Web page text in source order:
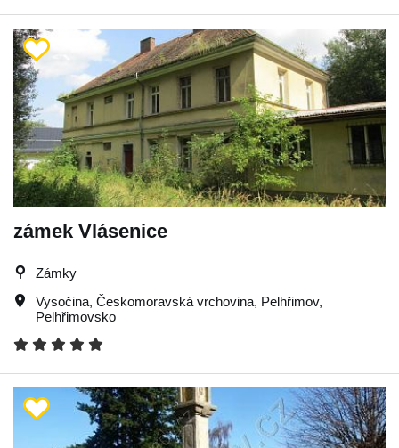
zámek Vlásenice
Zámky
Vysočina, Českomoravská vrchovina, Pelhřimov,
Pelhřimovsko